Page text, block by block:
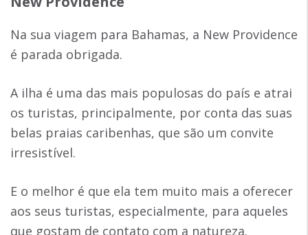
Na sua viagem para Bahamas, a New Providence
é parada obrigada.
A ilha é uma das mais populosas do país e atrai
os turistas, principalmente, por conta das suas
belas praias caribenhas, que são um convite
irresistível.
E o melhor é que ela tem muito mais a oferecer
aos seus turistas, especialmente, para aqueles
que gostam de contato com a natureza.